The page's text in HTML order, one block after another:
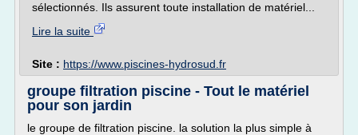
sélectionnés. Ils assurent toute installation de matériel...
Lire la suite
Site : https://www.piscines-hydrosud.fr
groupe filtration piscine - Tout le matériel
pour son jardin
le groupe de filtration piscine. la solution la plus simple à